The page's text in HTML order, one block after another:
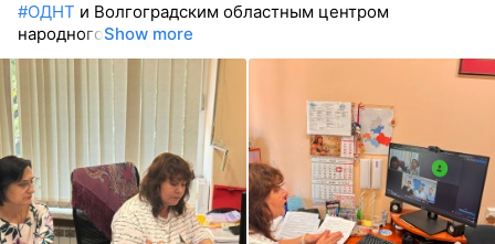
#ОДНТ и Волгоградским областным центром
народногоShow more